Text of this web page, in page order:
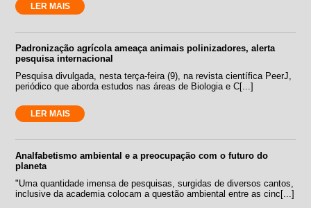
LER MAIS
Padronização agrícola ameaça animais polinizadores, alerta
pesquisa internacional
Pesquisa divulgada, nesta terça-feira (9), na revista científica PeerJ,
periódico que aborda estudos nas áreas de Biologia e C[...]
LER MAIS
Analfabetismo ambiental e a preocupação com o futuro do
planeta
"Uma quantidade imensa de pesquisas, surgidas de diversos cantos,
inclusive da academia colocam a questão ambiental entre as cinc[...]